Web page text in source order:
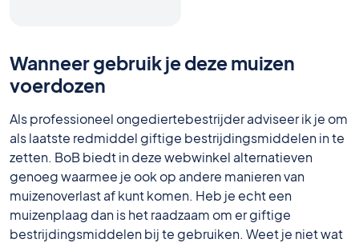
Wanneer gebruik je deze muizen
voerdozen
Als professioneel ongediertebestrijder adviseer ik je om
als laatste redmiddel giftige bestrijdingsmiddelen in te
zetten. BoB biedt in deze webwinkel alternatieven
genoeg waarmee je ook op andere manieren van
muizenoverlast af kunt komen. Heb je echt een
muizenplaag dan is het raadzaam om er giftige
bestrijdingsmiddelen bij te gebruiken. Weet je niet wat